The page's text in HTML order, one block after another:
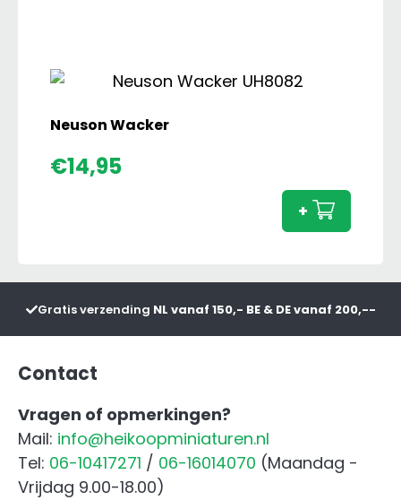
Neuson Wacker
€14,95
+
Gratis verzending NL vanaf 150,- BE & DE vanaf 200,--
Contact
Vragen of opmerkingen?
Mail: info@heikoopminiaturen.nl
Tel: 06-10417271 / 06-16014070 (Maandag -
Vrijdag 9.00-18.00)